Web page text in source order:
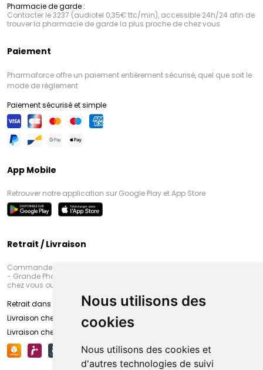
Nous utilisons des
cookies
Nous utilisons des cookies et
d'autres technologies de suivi
Pharmacie de garde :
Contacter le 3237 (audiotel 0,35€ ttc/min), accessible 24h/24 afin de
trouver la pharmacie de garde la plus proche de chez vous
Paiement
Pharmaforce offre un paiement entièrement sécurisé, quel que soit le
mode de règlement
Paiement sécurisé et simple
App Mobile
Retrouver notre application sur Google Play et App Store
Retrait / Livraison
Commandez en ligne et venez chercher votre commande à Amiens
- Grande Pharmacie d’Amiens (Fachon) ou recevez-là rapidement
chez vous ou en point retrait
Retrait dans la pharmacie d’Amiens
Livraison chez vous
Livraison chez votre commerçant